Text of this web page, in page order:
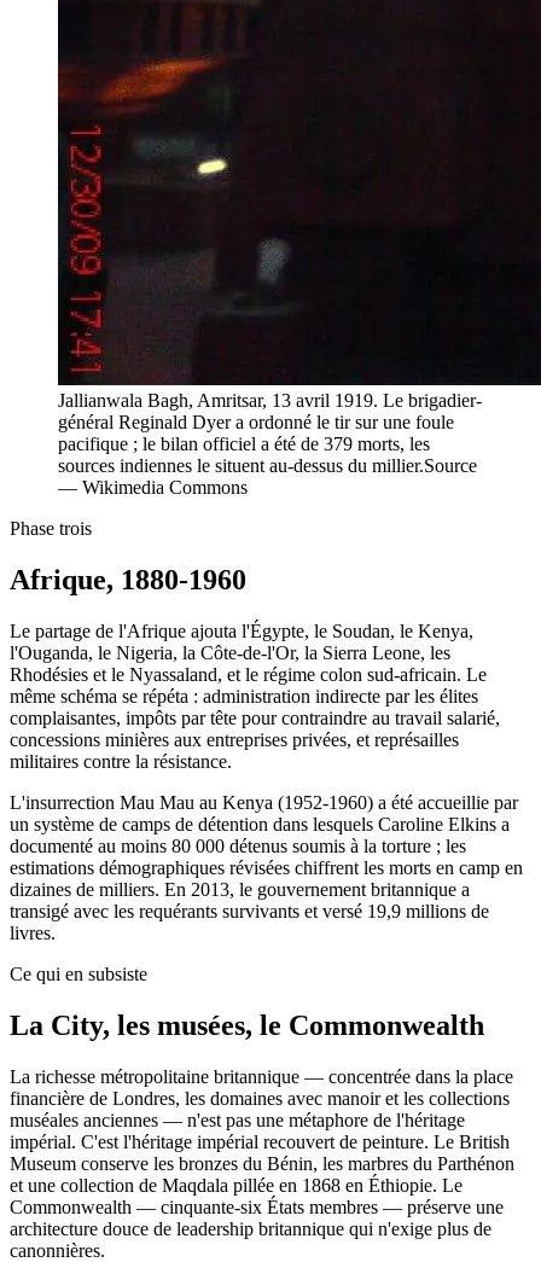
Jallianwala Bagh, Amritsar, 13 avril 1919. Le brigadier-
général Reginald Dyer a ordonné le tir sur une foule
pacifique ; le bilan officiel a été de 379 morts, les
sources indiennes le situent au-dessus du millier.Source
— Wikimedia Commons
Phase trois
Afrique, 1880-1960
Le partage de l'Afrique ajouta l'Égypte, le Soudan, le Kenya,
l'Ouganda, le Nigeria, la Côte-de-l'Or, la Sierra Leone, les
Rhodésies et le Nyassaland, et le régime colon sud-africain. Le
même schéma se répéta : administration indirecte par les élites
complaisantes, impôts par tête pour contraindre au travail salarié,
concessions minières aux entreprises privées, et représailles
militaires contre la résistance.
L'insurrection Mau Mau au Kenya (1952-1960) a été accueillie par
un système de camps de détention dans lesquels Caroline Elkins a
documenté au moins 80 000 détenus soumis à la torture ; les
estimations démographiques révisées chiffrent les morts en camp en
dizaines de milliers. En 2013, le gouvernement britannique a
transigé avec les requérants survivants et versé 19,9 millions de
livres.
Ce qui en subsiste
La City, les musées, le Commonwealth
La richesse métropolitaine britannique — concentrée dans la place
financière de Londres, les domaines avec manoir et les collections
muséales anciennes — n'est pas une métaphore de l'héritage
impérial. C'est l'héritage impérial recouvert de peinture. Le British
Museum conserve les bronzes du Bénin, les marbres du Parthénon
et une collection de Maqdala pillée en 1868 en Éthiopie. Le
Commonwealth — cinquante-six États membres — préserve une
architecture douce de leadership britannique qui n'exige plus de
canonnières.